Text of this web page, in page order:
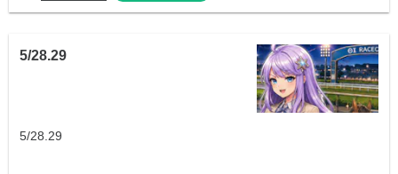
5/28.29
5/28.29